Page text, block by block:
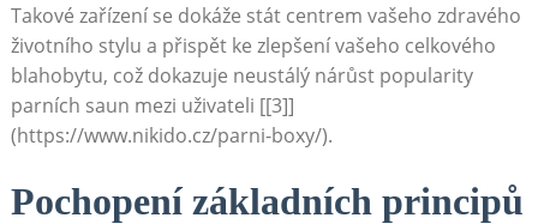
Takové zařízení se dokáže stát centrem vašeho zdravého
životního stylu a přispět ke zlepšení vašeho celkového
blahobytu, což dokazuje neustálý nárůst popularity
parních saun mezi uživateli [[3]]
(https://www.nikido.cz/parni-boxy/).
Pochopení základních principů